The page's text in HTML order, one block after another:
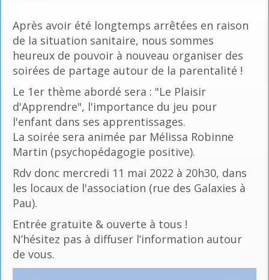
Après avoir été longtemps arrêtées en raison
de la situation sanitaire, nous sommes
heureux de pouvoir à nouveau organiser des
soirées de partage autour de la parentalité !
Le 1er thème abordé sera : "Le Plaisir
d'Apprendre", l'importance du jeu pour
l'enfant dans ses apprentissages.
La soirée sera animée par Mélissa Robinne
Martin (psychopédagogie positive).
Rdv donc mercredi 11 mai 2022 à 20h30, dans
les locaux de l'association (rue des Galaxies à
Pau).
Entrée gratuite & ouverte à tous !
N’hésitez pas à diffuser l’information autour
de vous.